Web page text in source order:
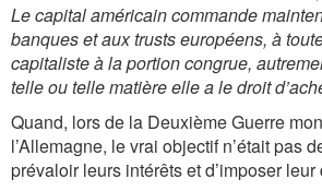
Le capital américain commande
banques et aux trusts européens, à
capitaliste à la portion congrue,
telle ou telle matière elle a le droit
Quand, lors de la Deuxième Guerre
l’Allemagne, le vrai objectif n’était pas
prévaloir leurs intérêts et d’imposer